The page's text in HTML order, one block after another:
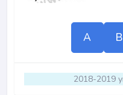
A B
2018-2019